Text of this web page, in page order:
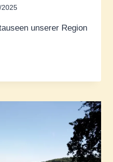
2025
unserer Region